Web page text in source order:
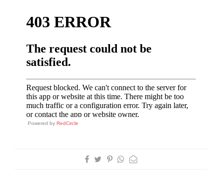
Powered by RedCircle